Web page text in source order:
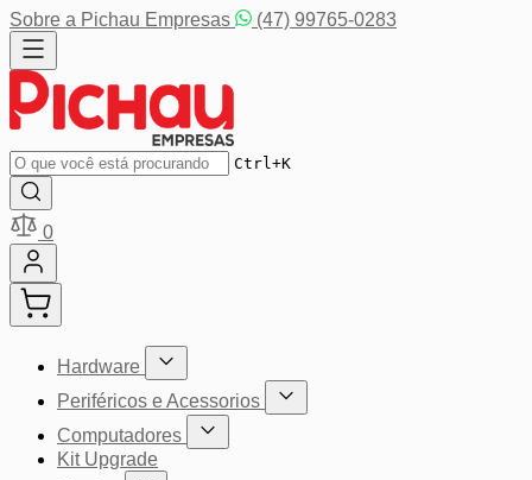
Pular para o conteúdo
Sobre a Pichau Empresas (47) 99765-0283
Buscar
Ctrl+K
0
Hardware
Mostrar submenu para a categoria Hardware
Periféricos e Acessorios
Mostrar submenu para a categoria
Computadores
Mostrar submenu para a categoria
Kit Upgrade